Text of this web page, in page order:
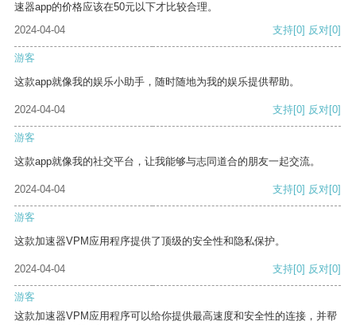
速器app的价格应该在50元以下才比较合理。
2024-04-04
支持[0] 反对[0]
游客
这款app就像我的娱乐小助手，随时随地为我的娱乐提供帮助。
2024-04-04 支持[0] 反对[0]
游客
这款app就像我的社交平台，让我能够与志同道合的朋友一起交流。
2024-04-04 支持[0] 反对[0]
游客
这款加速器VPM应用程序提供了顶级的安全性和隐私保护。
2024-04-04 支持[0] 反对[0]
游客
这款加速器VPM应用程序可以给你提供最高速度和安全性的连接，并帮